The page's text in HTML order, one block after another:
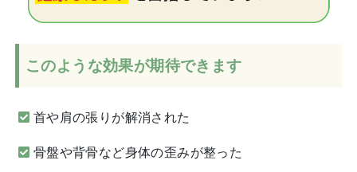
このような効果が期待できます
首や肩の張りが解消された
骨盤や背骨など身体の歪みが整った